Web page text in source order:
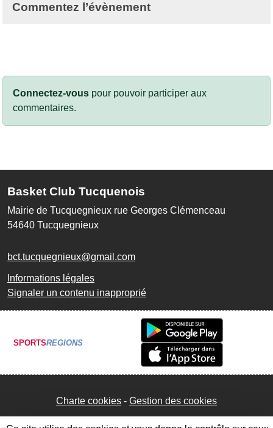
Commentez l’évènement
Connectez-vous pour pouvoir participer aux
commentaires.
Basket Club Tucquenois
Mairie de Tucquegnieux rue Georges Clémenceau
54640 Tucquegnieux
bct.tucquegnieux@gmail.com
Informations légales
Signaler un contenu inapproprié
SPORTSREGIONS
Charte cookies Gestion des cookies